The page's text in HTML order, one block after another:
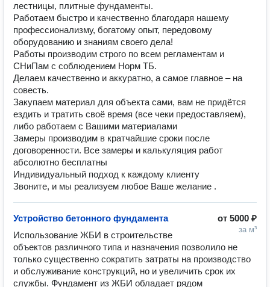
лестницы, плитные фундаменты.
Работаем быстро и качественно благодаря нашему
профессионализму, богатому опыт, передовому
оборудованию и знаниям своего дела!
Работы производим строго по всем регламентам и
СНиПам с соблюдением Норм ТБ.
Делаем качественно и аккуратно, а самое главное – на
совесть.
Закупаем материал для объекта сами, вам не придётся
ездить и тратить своё время (все чеки предоставляем),
либо работаем с Вашими материалами
Замеры производим в кратчайшие сроки после
договоренности. Все замеры и калькуляция работ
абсолютно бесплатны
Индивидуальный подход к каждому клиенту
Звоните, и мы реализуем любое Ваше желание .
от 5000 ₽
за м³
Устройство бетонного фундамента
Использование ЖБИ в строительстве
объектов различного типа и назначения позволило не
только существенно сократить затраты на производство
и обслуживание конструкций, но и увеличить срок их
службы. Фундамент из ЖБИ обладает рядом